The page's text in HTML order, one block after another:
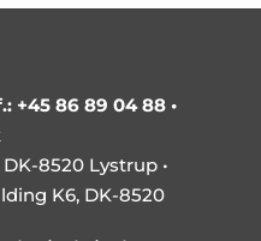
+45 86 89 04 88•
8520 Lystrup •
K6, DK-8520